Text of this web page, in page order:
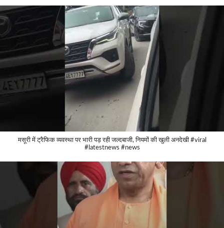
मसूरी में ट्रैफिक व्यवस्था पर भारी पड़ रही जल्दबाजी, नियमों की खुली अनदेखी #viral
#latestnews #news